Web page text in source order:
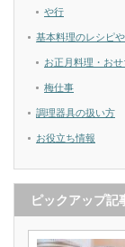
や行
基本料理のレシピ
お正月料理・お
梅仕事
調理器具の扱い方
お役立ち情報
ピックアップ記